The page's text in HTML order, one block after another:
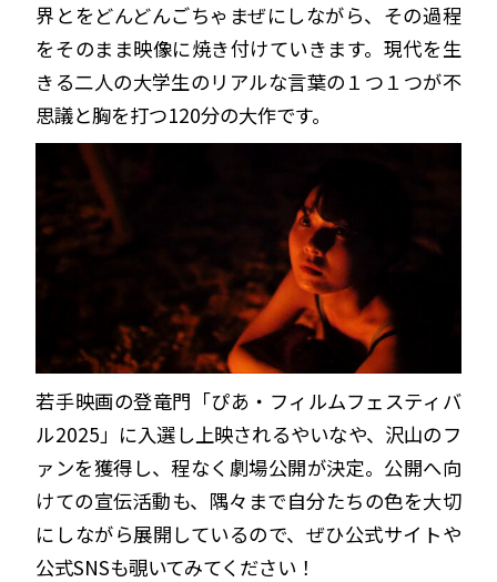
界とをどんどんごちゃまぜにしながら、その過程
をそのまま映像に焼き付けていきます。現代を生
きる二人の大学生のリアルな言葉の１つ１つが不
思議と胸を打つ120分の大作です。
若手映画の登竜門「ぴあ・フィルムフェスティバ
ル2025」に入選し上映されるやいなや、沢山のフ
ァンを獲得し、程なく劇場公開が決定。公開へ向
けての宣伝活動も、隅々まで自分たちの色を大切
にしながら展開しているので、ぜひ公式サイトや
公式SNSも覗いてみてください！